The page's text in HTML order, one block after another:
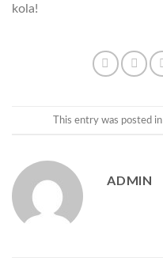
kola!
This entry was posted in
ADMIN